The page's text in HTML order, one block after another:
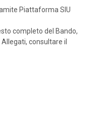
Piattaforma SIU
completo del Bando,
consultare il